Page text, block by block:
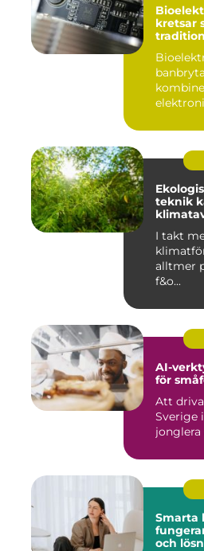
kretsar
teknik
I takt
alltmer
f&o...
AI-
för
Att
Sverige
jonglera
Smarta
och